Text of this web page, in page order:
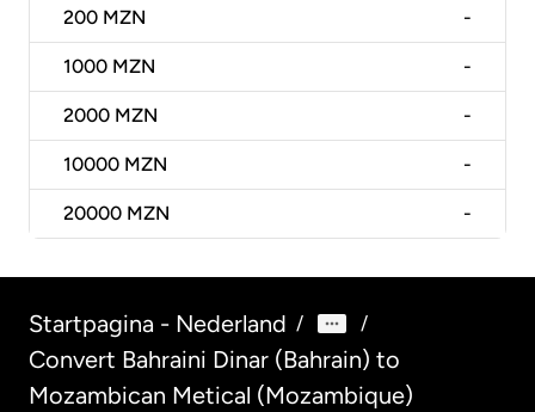
200 MZN -
1000 MZN -
2000 MZN -
10000 MZN -
20000 MZN -
Startpagina - Nederland / /
Convert Bahraini Dinar (Bahrain) to
Mozambican Metical (Mozambique)